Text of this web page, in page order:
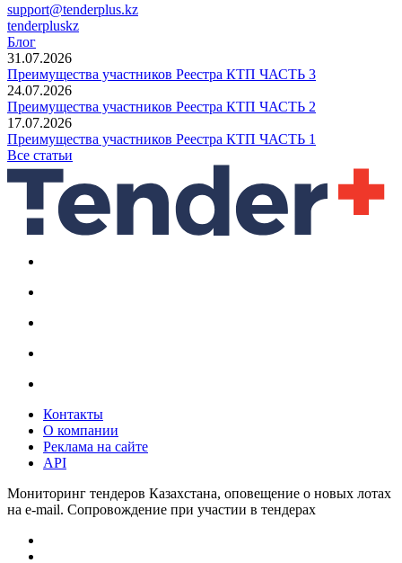
support@tenderplus.kz
tenderpluskz
Блог
31.07.2026
Преимущества участников Реестра КТП ЧАСТЬ 3
24.07.2026
Преимущества участников Реестра КТП ЧАСТЬ 2
17.07.2026
Преимущества участников Реестра КТП ЧАСТЬ 1
Все статьи
Контакты
О компании
Реклама на сайте
API
Мониторинг тендеров Казахстана, оповещение о новых лотах
на e-mail. Сопровождение при участии в тендерах